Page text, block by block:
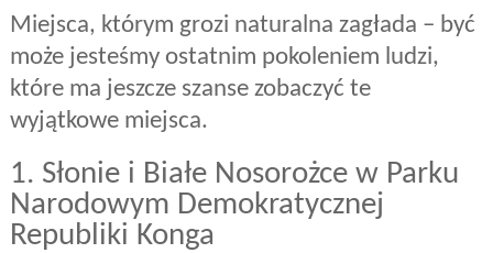
Miejsca, którym grozi naturalna zagłada – być
może jesteśmy ostatnim pokoleniem ludzi,
które ma jeszcze szanse zobaczyć te
wyjątkowe miejsca.
1. Słonie i Białe Nosorożce w Parku
Narodowym Demokratycznej
Republiki Konga